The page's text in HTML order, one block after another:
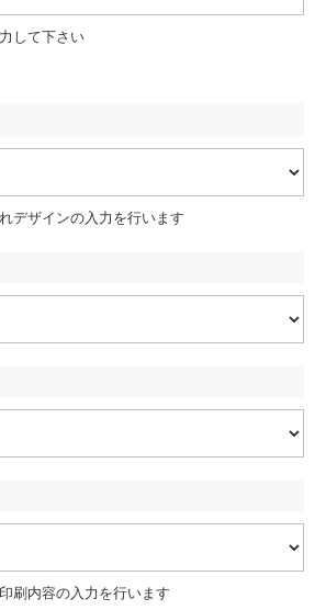
して下さい
デザインの入力を行います
刷内容の入力を行います